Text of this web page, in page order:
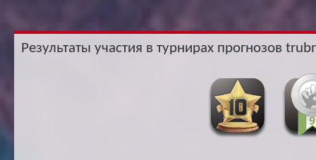
Результаты участия в турнирах прогнозов